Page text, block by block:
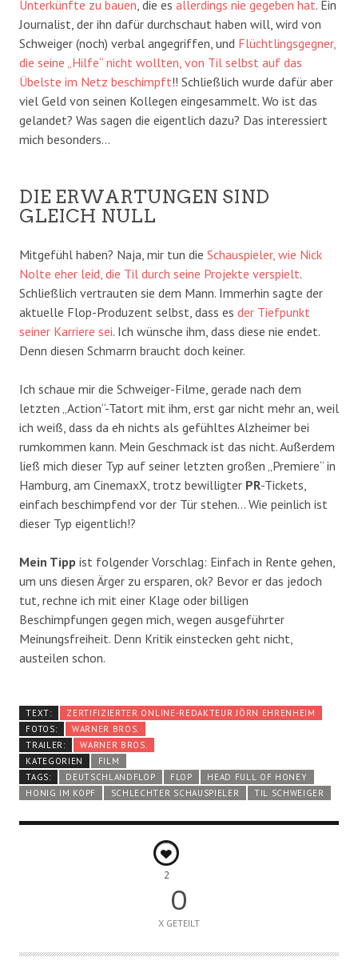
Unterkünfte zu bauen , die es allerdings nie gegeben hat. Ein
Journalist, der ihn dafür durchschaut haben will, wird von
Schweiger (noch) verbal angegriffen, und Flüchtlingsgegner,
die seine „Hilfe“ nicht wollten, von Til selbst auf das
Übelste im Netz beschimpft!! Schließlich wurde dafür aber
viel Geld von seinen Kollegen eingesammelt. Wo ist das
gelandet? Was sagen die eigentlich dazu? Das interessiert
mich besonders…
DIE ERWARTUNGEN SIND
GLEICH NULL
Mitgefühl haben? Naja, mir tun die Schauspieler, wie Nick
Nolte eher leid, die Til durch seine Projekte verspielt.
Schließlich vertrauten sie dem Mann. Immerhin sagte der
aktuelle Flop-Produzent selbst, dass es der Tiefpunkt
seiner Karriere sei. Ich wünsche ihm, dass diese nie endet.
Denn diesen Schmarrn braucht doch keiner.
Ich schaue mir die Schweiger-Filme, gerade nach dem
letzten „Action“-Tatort mit ihm, erst gar nicht mehr an, weil
ich weiß, dass da eh nichts als gefühltes Alzheimer bei
rumkommen kann. Mein Geschmack ist das nicht. Außerdem
ließ mich dieser Typ auf seiner letzten großen „Premiere“ in
Hamburg, am CinemaxX, trotz bewilligter PR-Tickets,
einfach beschimpfend vor der Tür stehen… Wie peinlich ist
dieser Typ eigentlich!?
Mein Tipp ist folgender Vorschlag: Einfach in Rente gehen,
um uns diesen Ärger zu ersparen, ok? Bevor er das jedoch
tut, rechne ich mit einer Klage oder billigen
Beschimpfungen gegen mich, wegen ausgeführter
Meinungsfreiheit. Denn Kritik einstecken geht nicht,
austeilen schon.
TEXT:
ZERTIFIZIERTER ONLINE-REDAKTEUR JÖRN EHRENHEIM
FOTOS:
WARNER BROS.
TRAILER:
WARNER BROS.
KATEGORIEN
FILM
TAGS:
DEUTSCHLANDFLOP FLOP
HEAD FULL OF HONEY
HONIG IM KOPF
SCHLECHTER SCHAUSPIELER TIL SCHWEIGER
2
0
X GETEILT